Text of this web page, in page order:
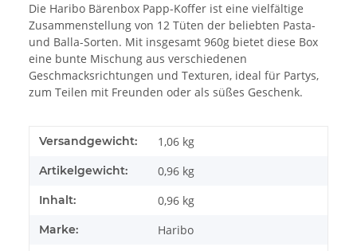
Die Haribo Bärenbox Papp-Koffer ist eine vielfältige
Zusammenstellung von 12 Tüten der beliebten Pasta-
und Balla-Sorten. Mit insgesamt 960g bietet diese Box
eine bunte Mischung aus verschiedenen
Geschmacksrichtungen und Texturen, ideal für Partys,
zum Teilen mit Freunden oder als süßes Geschenk.
Versandgewicht: 1,06 kg
Artikelgewicht: 0,96 kg
Inhalt: 0,96 kg
Marke: Haribo